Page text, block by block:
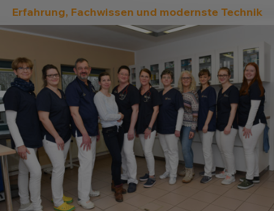
Erfahrung, Fachwissen und modernste Technik